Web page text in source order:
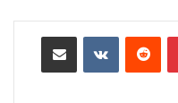
بينتيريست
مشاركة عبر البريد